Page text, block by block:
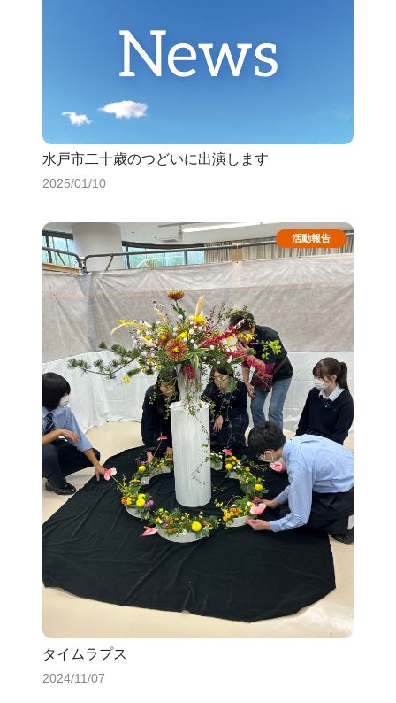
水戸市二十歳のつどいに出演します
2025/01/10
タイムラプス
2024/11/07